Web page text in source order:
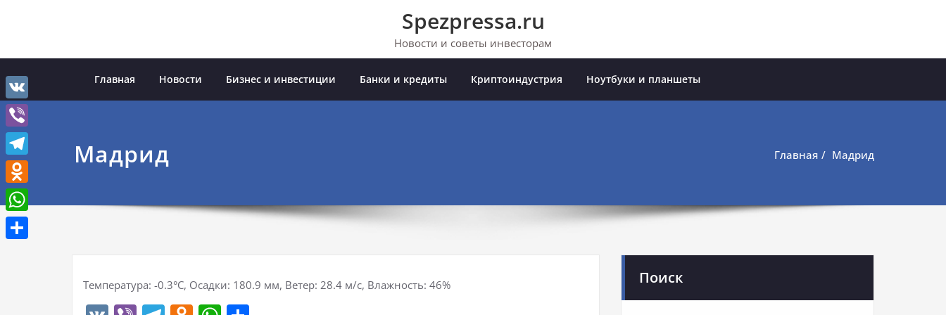
Spezpressa.ru
Новости и советы инвесторам
Главная Новости Бизнес и инвестиции Банки и кредиты Криптоиндустрия Ноутбуки и планшеты
Мадрид Главная Мадрид
Температура: -0.3°C, Осадки: 180.9 мм, Ветер: 28.4 м/с, Влажность: 46% Поиск
VK
Viber
Telegram
Odnoklassniki
WhatsApp